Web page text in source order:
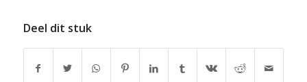
Deel dit stuk